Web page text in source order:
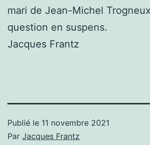
mari de Jean-Michel
question en suspens.
Jacques Frantz
Publié le 11 novembre 2021
Par Jacques Frantz